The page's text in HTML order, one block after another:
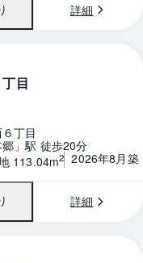
詳細
間取り
目
丁目
」駅 徒歩20分
113.04m2 2026年8月築
詳細
間取り